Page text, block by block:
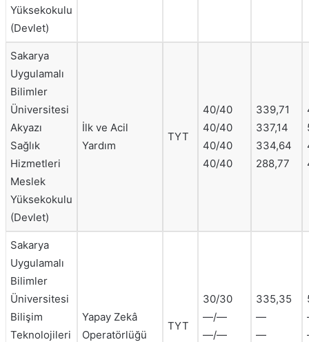
Yüksekokulu
(Devlet)
Sakarya
Uygulamalı
Bilimler
Üniversitesi
Akyazı
Sağlık
Hizmetleri
Meslek
Yüksekokulu
(Devlet)
İlk ve Acil
Yardım
TYT
40/40
40/40
40/40
40/40
339,71
337,14
334,64
288,77
Sakarya
Uygulamalı
Bilimler
Üniversitesi
Bilişim
Teknolojileri
Yapay Zekâ
Operatörlüğü
TYT
30/30
—/—
—/—
335,35
—
—